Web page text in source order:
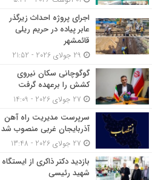
اجرای پروژه احداث زیرگذر
عابر پیاده در حریم ریلی
قائمشهر
گوگوچانی سکان نیروی
کشش را برعهده گرفت
سرپرست مدیریت راه آهن
آذربایجان غربی منصوب شد
بازدید دکتر ذاکری از ایستگاه
شهید رئیسی